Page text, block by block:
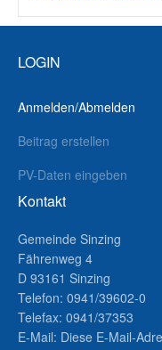
LOGIN
Anmelden/Abmelden
Beitrag erstellen
PV-Daten eingeben
Kontakt
Gemeinde Sinzing
Fährenweg 4
D 93161 Sinzing
Telefon: 0941/39602-0
Telefax: 0941/37353
E-Mail: Diese E-Mail-